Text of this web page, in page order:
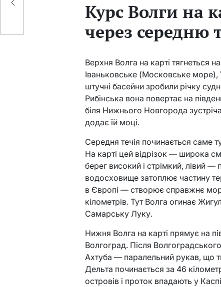
Курс Волги на
через середню
Верхня Волга на карті тягнеться
Іваньковське (Московське море),
штучні басейни зробили річку
Рибінська вона повертає на
біля Нижнього Новгорода
додає їй моці.
Середня течія починається саме
На карті цей відрізок — широка
берег високий і стрімкий, лівий
водосховище затоплює частину
в Європі — створює справжнє
кілометрів. Тут Волга огинає
Самарську Луку.
Нижня Волга на карті прямує на
Волгоград. Після
Ахтуба — паралельний рукав, що
Дельта починається за 46
островів і проток впадають у